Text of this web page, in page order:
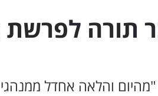
תורה
והלאה אחדל